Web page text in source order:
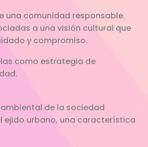
una comunidad responsable.
a una visión cultural que
y compromiso.
como estrategia de
de la sociedad
ejido urbano, una característica